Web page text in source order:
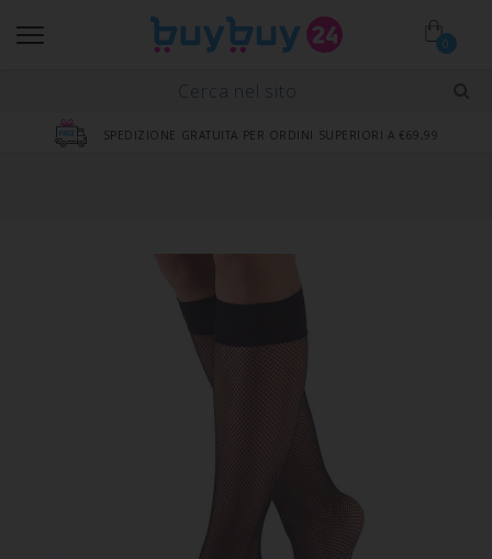
0
SPEDIZIONE GRATUITA PER ORDINI SUPERIORI A €69,99